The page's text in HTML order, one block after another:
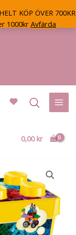
KÖP ÖVER 700KR
1000kr Avfärda
0,00 kr